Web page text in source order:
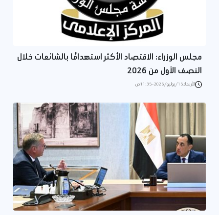
مجلس الوزراء: الاقتصاد الأكثر استهدافًا بالشائعات خلال
النصف الأول من 2026
الأربعاء 15/يوليو/2026 - 11:35 ص